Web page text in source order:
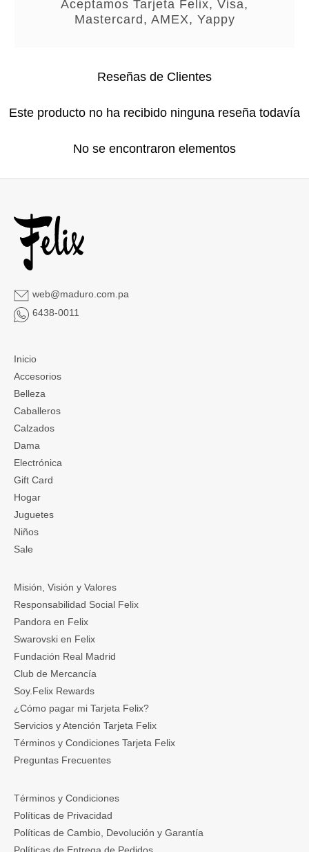
Aceptamos Tarjeta Felix, Visa,
Mastercard, AMEX, Yappy
Reseñas de Clientes
Este producto no ha recibido ninguna reseña todavía
No se encontraron elementos
web@maduro.com.pa
6438-0011
Inicio
Accesorios
Belleza
Caballeros
Calzados
Dama
Electrónica
Gift Card
Hogar
Juguetes
Niños
Sale
Misión, Visión y Valores
Responsabilidad Social Felix
Pandora en Felix
Swarovski en Felix
Fundación Real Madrid
Club de Mercancía
Soy.Felix Rewards
¿Cómo pagar mi Tarjeta Felix?
Servicios y Atención Tarjeta Felix
Términos y Condiciones Tarjeta Felix
Preguntas Frecuentes
Términos y Condiciones
Políticas de Privacidad
Políticas de Cambio, Devolución y Garantía
Políticas de Entrega de Pedidos